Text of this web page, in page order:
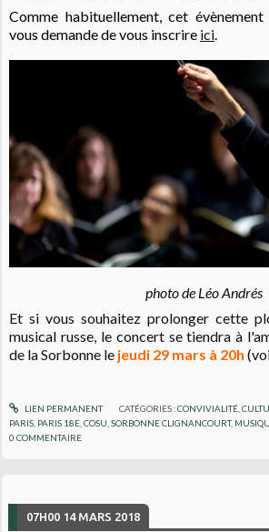
Comme habituellement, cet
vous demande de vous inscrire ici.
photo de Léo Andrés
Et si vous souhaitez prolonger cette
musical russe, le concert se tiendra à
de la Sorbonne le jeudi 29 mars à 20h
LIEN PERMANENT CATÉGORIES :CONVIVIALITÉ,
PARIS PARIS 18E ,COSU ,SORBONNE CLIGNANCOURT,
0 COMMENTAIRE
07H00 14 MARS 2018